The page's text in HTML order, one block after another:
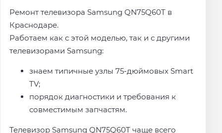
Ремонт телевизора Samsung QN75Q60T в
Краснодаре.
Работаем как с этой моделью, так и с другими
телевизорами Samsung:
знаем типичные узлы 75-дюймовых Smart
TV;
порядок диагностики и требования к
совместимым запчастям.
Телевизор Samsung QN75Q60T чаще всего